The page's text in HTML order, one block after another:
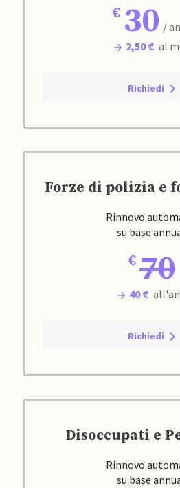
30 /
2,50 € al
Richiedi
Forze di polizia e
Rinnovo
su base
70
40 €
Richiedi
Disoccupati e
Rinnovo
su base